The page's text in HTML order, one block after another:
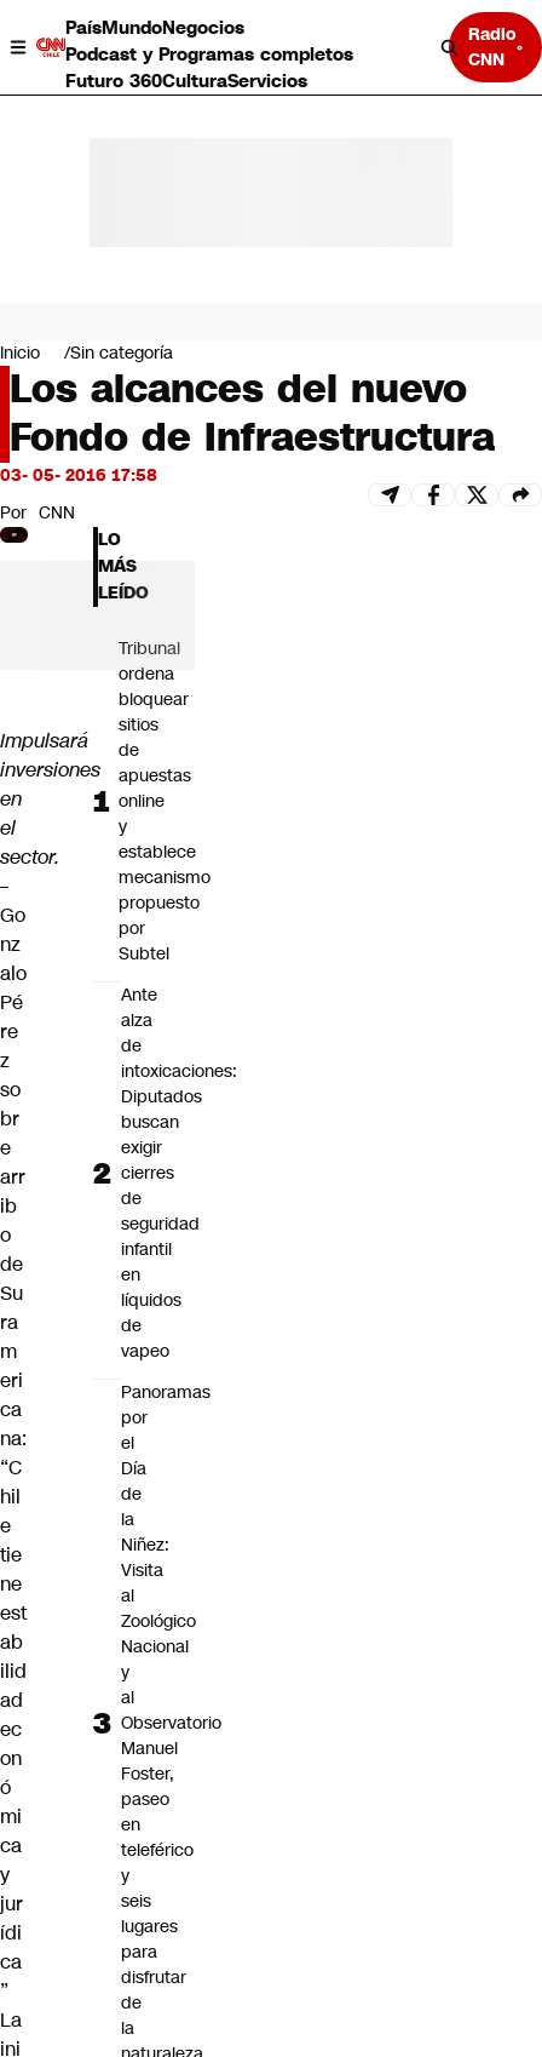
PaísMundoNegocios
Podcast y Programas completos
Futuro 360CulturaServicios
Radio
CNN
Negocios
Deportes
Programas completos
Cultura
Servicios
Bits
CNN Data
CNN tiempo
Futuro 360
Inicio Sin categoría
Los alcances del nuevo
Fondo de Infraestructura
03- 05- 2016 17:58
Por CNN
Impulsará
inversiones
en
el
sector.
–
Go
nz
alo
Pé
re
z
so
br
e
arr
ib
o
de
Su
ra
m
eri
ca
na:
“C
hil
e
tie
ne
est
ab
ilid
ad
ec
on
ó
mi
ca
y
jur
ídi
ca
”
La
ini
LO
MÁS
LEÍDO
Tribunal
ordena
bloquear
sitios
de
apuestas
online
y
establece
mecanismo
propuesto
por
Subtel
Ante
alza
de
intoxicaciones:
Diputados
buscan
exigir
cierres
de
seguridad
infantil
en
líquidos
de
vapeo
Panoramas
por
el
Día
de
la
Niñez:
Visita
al
Zoológico
Nacional
y
al
Observatorio
Manuel
Foster,
paseo
en
teleférico
y
seis
lugares
para
disfrutar
de
la